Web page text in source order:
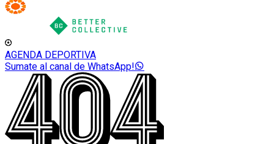
AGENDA DEPORTIVA
Sumate al canal de WhatsApp!